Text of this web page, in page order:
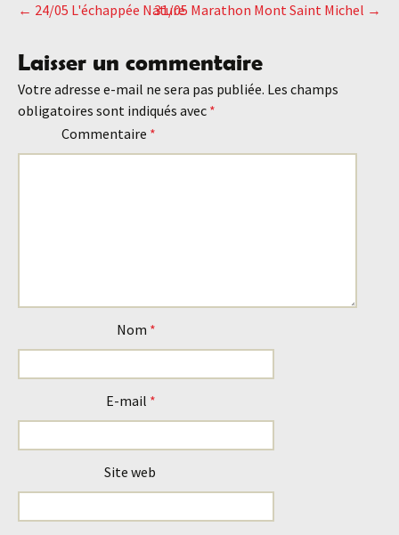
Navigation
des
articles
← 24/05 L'échappée Nature31/05 Marathon Mont Saint Michel →
Laisser un commentaire
Votre adresse e-mail ne sera pas publiée. Les champs
obligatoires sont indiqués avec *
Commentaire *
Nom *
E-mail *
Site web